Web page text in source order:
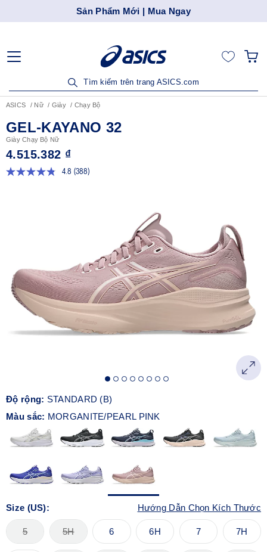
Sản Phẩm Mới | Mua Ngay
Tìm kiếm trên trang ASICS.com
ASICS Nữ Giày Chạy Bộ
GEL-KAYANO 32
Giày Chạy Bộ Nữ
4.515.382 ₫
4.8 Đọc
(388)
Độ rộng: STANDARD (B)
Màu sắc: MORGANITE/PEARL PINK
Size (US): Hướng Dẫn Chọn Kích Thước
5 5H 6 6H 7 7H